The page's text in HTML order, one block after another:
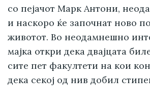
со пејачот Марк Антони,
и наскоро ќе започнат ново
животот. Во неодамнешно
мајка откри дека двајцата
сите пет факултети на кои
дека секој од нив добил